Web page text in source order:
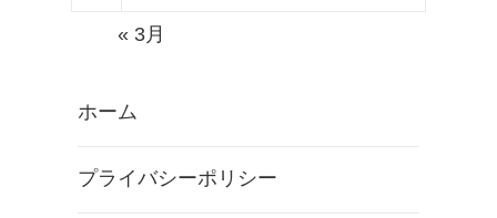
« 3月
ホーム
プライバシーポリシー